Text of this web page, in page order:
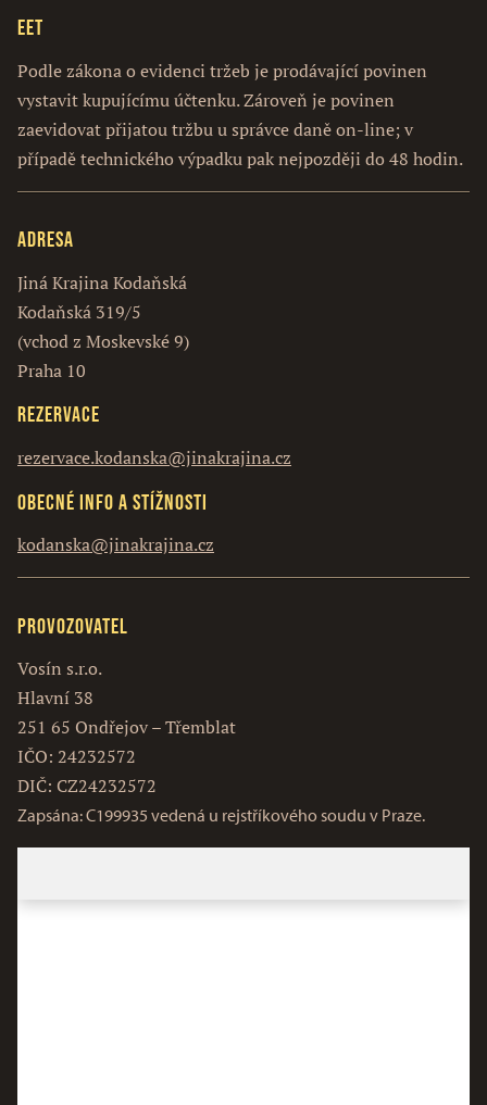
EET
Podle zákona o evidenci tržeb je prodávající povinen
vystavit kupujícímu účtenku. Zároveň je povinen
zaevidovat přijatou tržbu u správce daně on-line; v
případě technického výpadku pak nejpozději do 48 hodin.
Adresa
Jiná Krajina Kodaňská
Kodaňská 319/5
(vchod z Moskevské 9)
Praha 10
Rezervace
rezervace.kodanska@jinakrajina.cz
Obecné info a stížnosti
kodanska@jinakrajina.cz
Provozovatel
Vosín s.r.o.
Hlavní 38
251 65 Ondřejov – Třemblat
IČO: 24232572
DIČ: CZ24232572
Zapsána: C199935 vedená u rejstříkového soudu v Praze.